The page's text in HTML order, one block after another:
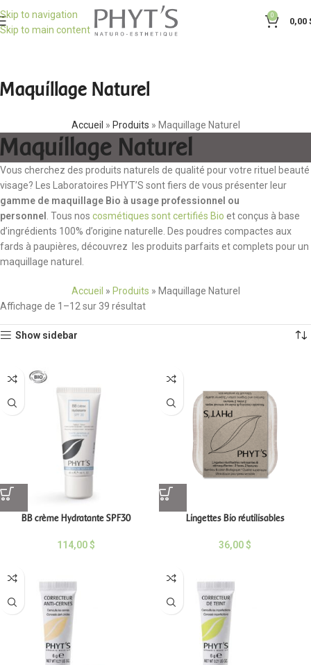
Skip to navigation
Skip to main content
0
0,00
Maquillage Naturel
Accueil » Produits » Maquillage Naturel
Maquillage Naturel
Vous cherchez des produits naturels de qualité pour votre rituel beauté
visage? Les Laboratoires PHYT’S sont fiers de vous présenter leur
gamme de maquillage Bio à usage professionnel ou
personnel
. Tous nos cosmétiques sont certifiés Bio et conçus à base
d’ingrédients 100% d’origine naturelle. Des poudres compactes aux
fards à paupières, découvrez les produits parfaits et complets pour un
maquillage naturel.
Accueil » Produits » Maquillage Naturel
Affichage de 1–12 sur 39 résultat
Show sidebar
BB crème Hydratante SPF30
114,00$
Lingettes Bio réutilisables
36,00$